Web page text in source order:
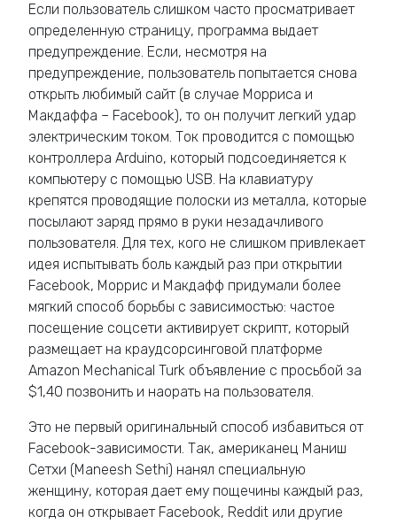
Если пользователь слишком часто просматривает
определенную страницу, программа выдает
предупреждение. Если, несмотря на
предупреждение, пользователь попытается снова
открыть любимый сайт (в случае Морриса и
Макдаффа – Facebook), то он получит легкий удар
электрическим током. Ток проводится с помощью
контроллера Arduino, который подсоединяется к
компьютеру с помощью USB. На клавиатуру
крепятся проводящие полоски из металла, которые
посылают заряд прямо в руки незадачливого
пользователя. Для тех, кого не слишком привлекает
идея испытывать боль каждый раз при открытии
Facebook, Моррис и Макдафф придумали более
мягкий способ борьбы с зависимостью: частое
посещение соцсети активирует скрипт, который
размещает на краудсорсинговой платформе
Amazon Mechanical Turk объявление с просьбой за
$1,40 позвонить и наорать на пользователя.
Это не первый оригинальный способ избавиться от
Facebook-зависимости. Так, американец Маниш
Сетхи (Maneesh Sethi) нанял специальную
женщину, которая дает ему пощечины каждый раз,
когда он открывает Facebook, Reddit или другие